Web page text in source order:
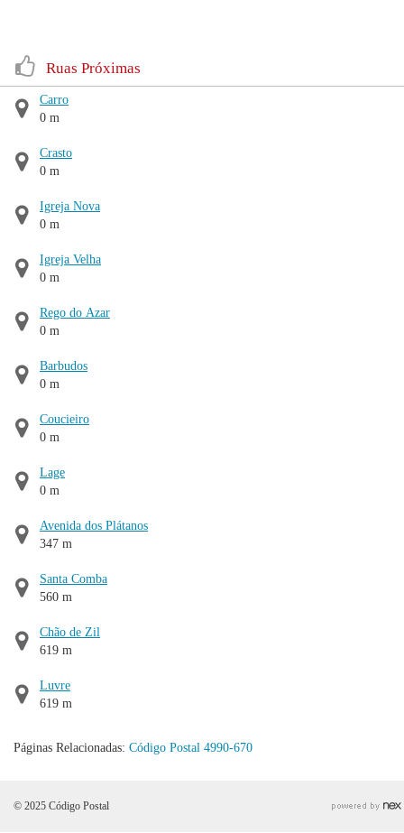
Ruas Próximas
Carro
0 m
Crasto
0 m
Igreja Nova
0 m
Igreja Velha
0 m
Rego do Azar
0 m
Barbudos
0 m
Coucieiro
0 m
Lage
0 m
Avenida dos Plátanos
347 m
Santa Comba
560 m
Chão de Zil
619 m
Luvre
619 m
Páginas Relacionadas: Código Postal 4990-670
© 2025 Código Postal